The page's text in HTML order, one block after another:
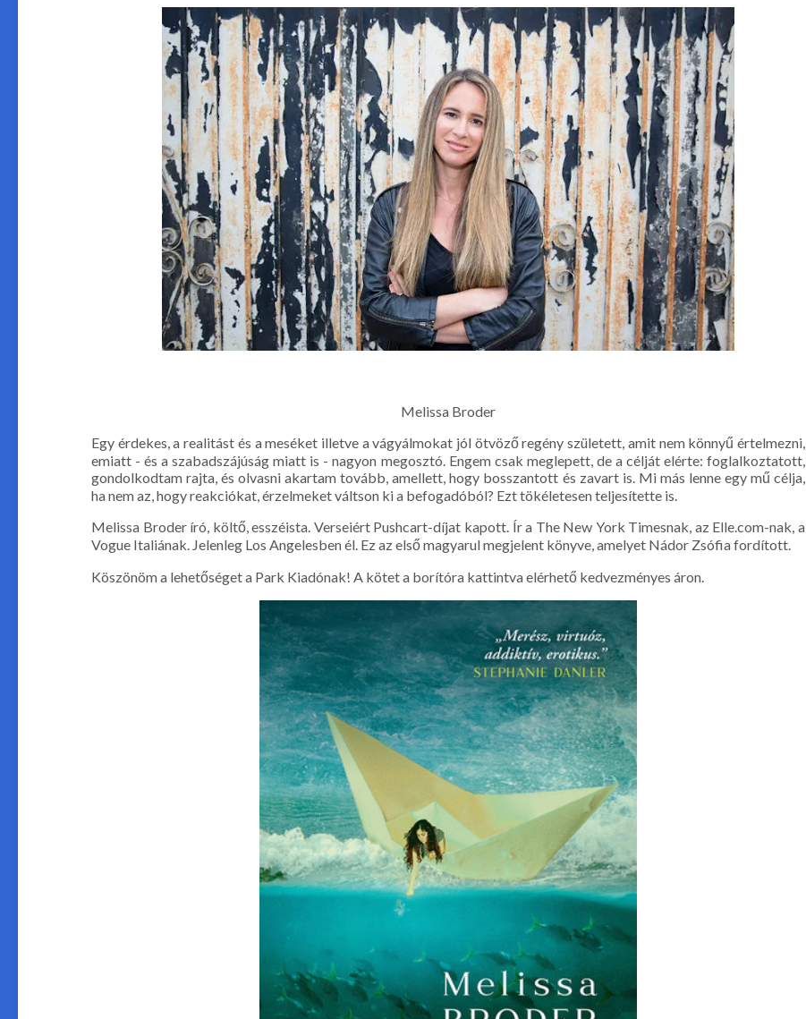
Melissa Broder
Egy érdekes, a realitást és a meséket illetve a vágyálmokat jól ötvöző regény született, amit nem könnyű értelmezni,
emiatt - és a szabadszájúság miatt is - nagyon megosztó. Engem csak meglepett, de a célját elérte: foglalkoztatott,
gondolkodtam rajta, és olvasni akartam tovább, amellett, hogy bosszantott és zavart is. Mi más lenne egy mű célja,
ha nem az, hogy reakciókat, érzelmeket váltson ki a befogadóból? Ezt tökéletesen teljesítette is.
Melissa Broder író, költő, esszéista. Verseiért Pushcart-díjat kapott. Ír a The New York Timesnak, az Elle.com-nak, a
Vogue Italiának. Jelenleg Los Angelesben él. Ez az első magyarul megjelent könyve, amelyet Nádor Zsófia fordított.
Köszönöm a lehetőséget a Park Kiadónak! A kötet a borítóra kattintva elérhető kedvezményes áron.